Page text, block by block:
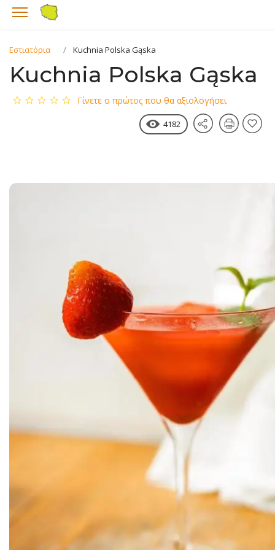
Εστιατόρια Kuchnia Polska Gąska
Kuchnia Polska Gąska
Γίνετε ο πρώτος που θα αξιολογήσει
4182